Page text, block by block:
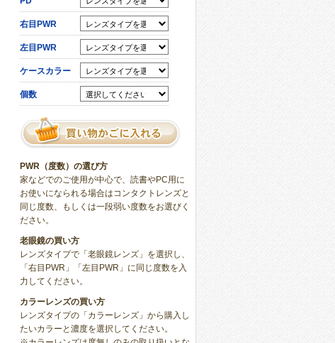
右目PWR
左目PWR
ケースカラー
個数
PWR（度数）の選び方
家などでのご使用が中心で、読書やPC用に
お使いになられる場合はコンタクトレンズと
同じ度数、もしくは一段弱い度数をお選びく
ださい。
老眼鏡の買い方
レンズタイプで「老眼鏡レンズ」を選択し、
「右目PWR」「左目PWR」に同じ度数を入
力してください。
カラーレンズの買い方
レンズタイプの「カラーレンズ」から購入し
たいカラーと濃度を選択してください。